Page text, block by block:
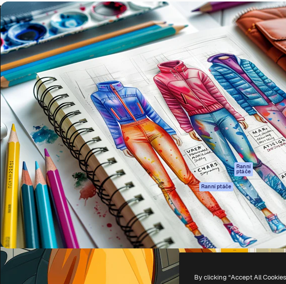
grafika
šablony
modely
Kreativní platforma pro tvorbu vaší nejlepší
práce. Více než 1 milion předplatitelů napříč
kreativci, podniky, agenturami a studii.
Čeština
Produkty
Spaces
AI asistent
AI generátor
obrázků
AI generátor videa
AI hlasový
generátor
Stock obsah
MCP pro
Claude/ChatGPT
Ranní
ptáče
Agenti Ranní ptáče
API
Mobilní aplikace
Všechny nástroje
Magnific
Podpora
Zásady
Originály
Zásady
souborů
Partneři
Firmy
Copyright © 2010-2026 Freepik Company S.L.U.Všechna práva vyhrazena
By clicking “Accept All